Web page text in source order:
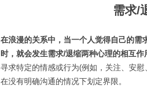
需求/
在浪漫的关系中，当一个人觉得自己的需
时，就会发生需求/退缩两种心理的相互作
寻求特定的情感或行为(例如，关注、安慰
在没有明确沟通的情况下划定界限。